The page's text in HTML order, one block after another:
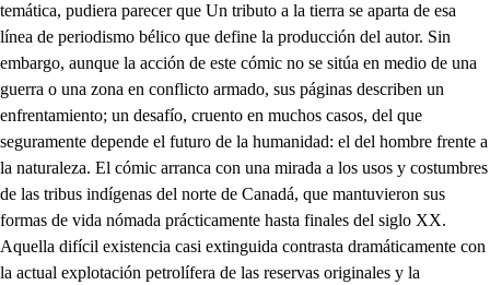
temática, pudiera parecer que Un tributo a la tierra se aparta de esa
línea de periodismo bélico que define la producción del autor. Sin
embargo, aunque la acción de este cómic no se sitúa en medio de una
guerra o una zona en conflicto armado, sus páginas describen un
enfrentamiento; un desafío, cruento en muchos casos, del que
seguramente depende el futuro de la humanidad: el del hombre frente a
la naturaleza. El cómic arranca con una mirada a los usos y costumbres
de las tribus indígenas del norte de Canadá, que mantuvieron sus
formas de vida nómada prácticamente hasta finales del siglo XX.
Aquella difícil existencia casi extinguida contrasta dramáticamente con
la actual explotación petrolífera de las reservas originales y la